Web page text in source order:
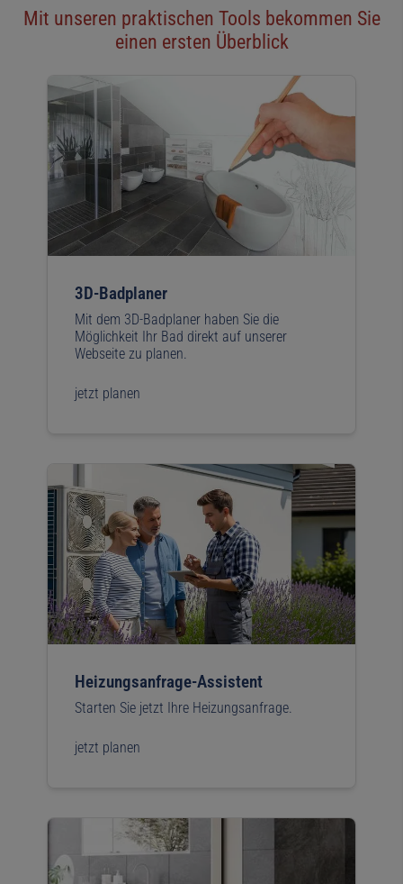
Mit unseren praktischen Tools bekommen Sie
einen ersten Überblick
3D-Badplaner
Mit dem 3D-Badplaner haben Sie die
Möglichkeit Ihr Bad direkt auf unserer
Webseite zu planen.
jetzt planen
Heizungsanfrage-Assistent
Starten Sie jetzt Ihre Heizungsanfrage.
jetzt planen